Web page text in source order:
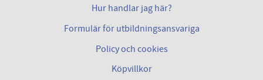
Hur handlar jag här?
Formulär för utbildningsansvariga
Policy och cookies
Köpvillkor